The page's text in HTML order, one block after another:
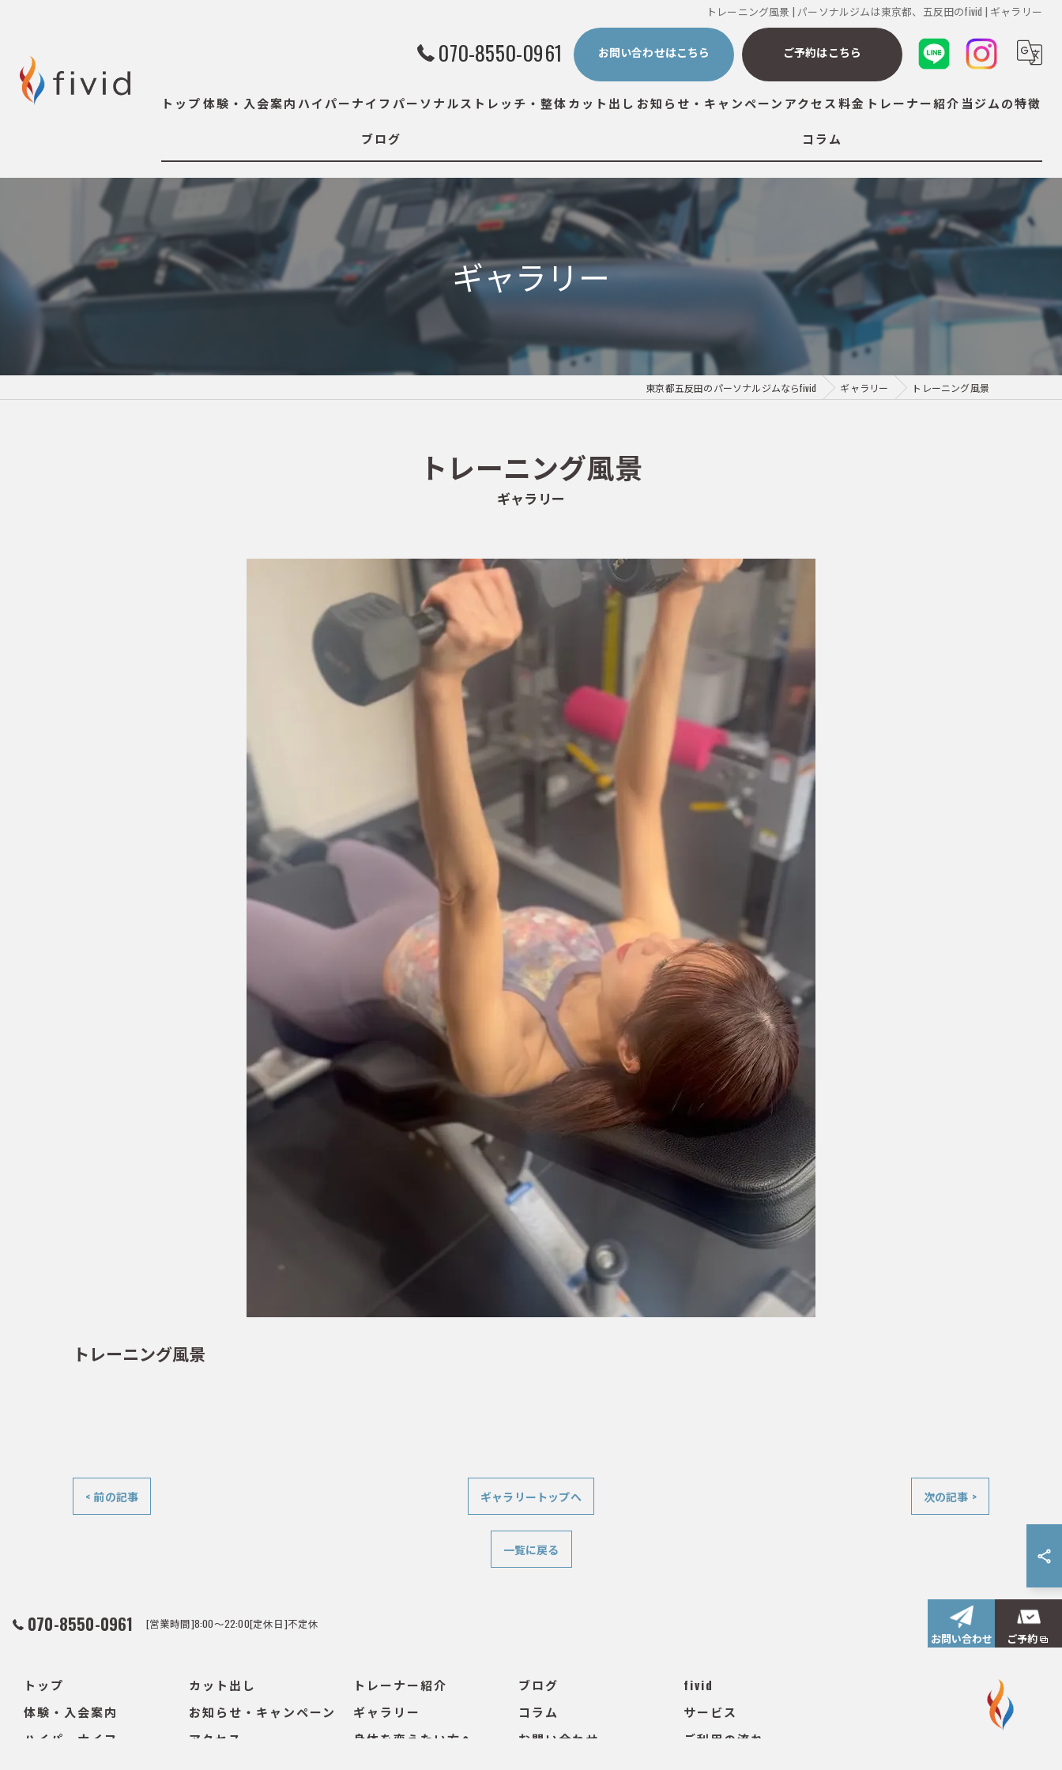
トレーニング風景 | パーソナルジムは東京都、五反田のfivid | ギャラリー
070-8550-0961 お問い合わせはこちら ご予約はこちら
トップ体験・入会案内 ハイパーナイフ パーソナルストレッチ・整体カット出し お知らせ・キャンペーン アクセス料金 トレーナー紹介 当ジムの特徴
筋トレ
ストレッチ
ボディケア
ブログ コラム
ギャラリー
東京都五反田のパーソナルジムならfivid ギャラリー トレーニング風景
ギャラリー
トレーニング風景
トレーニング風景
< 前の記事 ギャラリートップへ 次の記事 >
一覧に戻る
070-8550-0961 [営業時間]8:00～22:00[定休日]不定休
お問い合わせ ご予約
トップ
体験・入会案内
ハイパーナイフ
カット出し
お知らせ・キャンペーン
アクセス
トレーナー紹介
ギャラリー
身体を変えたい方へ
ブログ
コラム
お問い合わせ
fivid
サービス
ご利用の流れ